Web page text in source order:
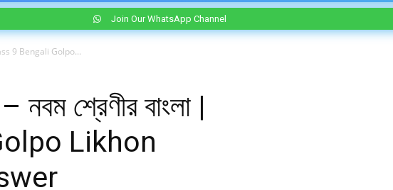
Join Our WhatsApp Channel
| Class 9 Bengali Golpo...
– নবম শ্রেণীর বাংলা |
Likhon